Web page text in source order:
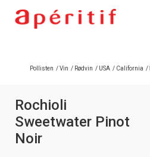
Pollisten /Vin / Rødvin / USA / California /
Rochioli
Sweetwater Pinot
Noir